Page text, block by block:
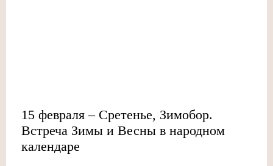
15 февраля – Сретенье, Зимобор.
Встреча Зимы и Весны в народном
календаре